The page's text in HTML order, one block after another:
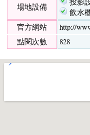
場地設備
飲水
官方網站
http://
點閱次數
828